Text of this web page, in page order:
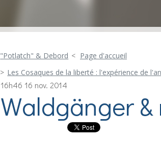
"Potlatch" & Debord
Page d'accueil
Les Cosaques de la liberté : l'expérience de
16h46 16 nov. 2014
Waldgänger